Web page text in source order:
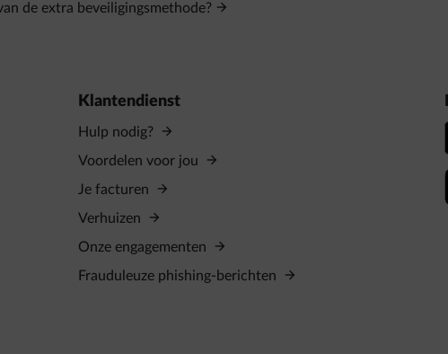
de extra beveiligingsmethode?
Klantendienst
Hulp nodig?
Voordelen voor jou
Je facturen
Verhuizen
Onze engagementen
Frauduleuze phishing-berichten